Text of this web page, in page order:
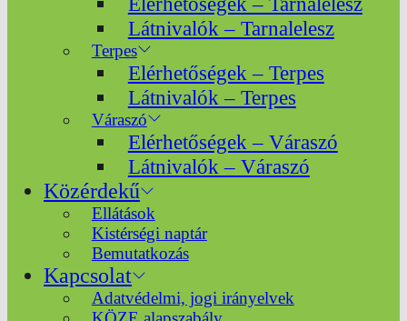
Látnivalók – Tarnalelesz
Terpes
Elérhetőségek – Terpes
Látnivalók – Terpes
Váraszó
Elérhetőségek – Váraszó
Látnivalók – Váraszó
Közérdekű
Ellátások
Kistérségi naptár
Bemutatkozás
Kapcsolat
Adatvédelmi, jogi irányelvek